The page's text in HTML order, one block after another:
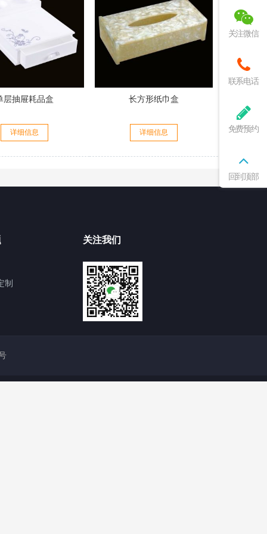
层抽屉耗品盒
详细信息
长方形纸巾盒
详细信息
制
关注我们
关注微信
联系电话
免费预约
回到顶部